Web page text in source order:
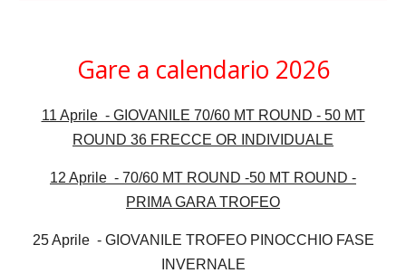
Gare a calendario 2026
11 Aprile - GIOVANILE 70/60 MT ROUND - 50 MT
ROUND 36 FRECCE OR INDIVIDUALE
12 Aprile - 70/60 MT ROUND -50 MT ROUND -
PRIMA GARA TROFEO
25 Aprile - GIOVANILE TROFEO PINOCCHIO FASE
INVERNALE